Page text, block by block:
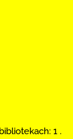
1 .